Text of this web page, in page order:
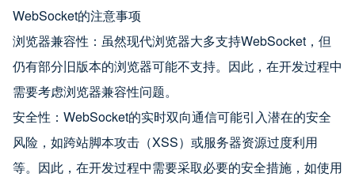
WebSocket的注意事项
浏览器兼容性：虽然现代浏览器大多支持WebSocket，但
仍有部分旧版本的浏览器可能不支持。因此，在开发过程中
需要考虑浏览器兼容性问题。
安全性：WebSocket的实时双向通信可能引入潜在的安全
风险，如跨站脚本攻击（XSS）或服务器资源过度利用
等。因此，在开发过程中需要采取必要的安全措施，如使用